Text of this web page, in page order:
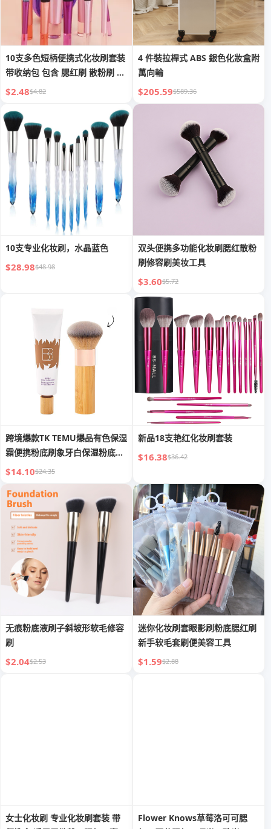
10支多色短柄便携式化妆刷套装
带收纳包 包含 腮红刷 散粉刷 眼
影刷 睫毛刷 眉刷 晕染刷
$2.48$4.82
4 件裝拉桿式 ABS 銀色化妝盒附
萬向輪
$205.59$589.36
10支专业化妆刷，水晶蓝色
$28.98$48.98
双头便携多功能化妆刷腮红散粉
刷修容刷美妆工具
$3.60$5.72
跨境爆款TK TEMU爆品有色保湿
霜便携粉底刷象牙白保湿粉底防
嗮霜
$14.10$24.35
新品18支艳红化妆刷套装
$16.38$36.42
无痕粉底液刷子斜坡形软毛修容
刷
$2.04$2.53
迷你化妆刷套眼影刷粉底腮红刷
新手软毛套刷便美容工具
$1.59$2.88
女士化妆刷 专业化妆刷套装 带
Flower Knows草莓洛可可腮